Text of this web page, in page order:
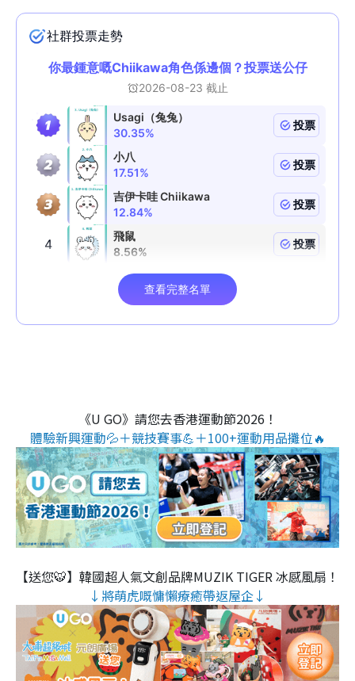
《U GO》請您去香港運動節2026！
體驗新興運動💦＋競技賽事💪＋100+運動用品攤位🔥
【送您🐯】韓國超人氣文創品牌MUZIK TIGER 冰感風扇！
↓將萌虎嘅慵懶療癒帶返屋企↓